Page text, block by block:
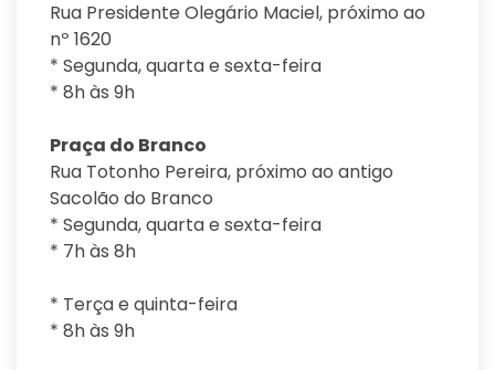
Rua Presidente Olegário Maciel, próximo ao
nº 1620
* Segunda, quarta e sexta-feira
* 8h às 9h
Praça do Branco
Rua Totonho Pereira, próximo ao antigo
Sacolão do Branco
* Segunda, quarta e sexta-feira
* 7h às 8h
* Terça e quinta-feira
* 8h às 9h